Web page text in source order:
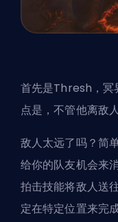
首先是Thresh，冥
点是，不管他离敌
敌人太远了吗？简
给你的队友机会来
拍击技能将敌人送
定在特定位置来完